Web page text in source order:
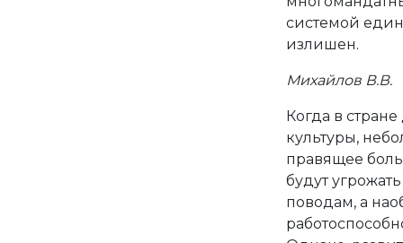
системой
излишен.
Михайлов В.В.
Когда в
культуры,
правящее
будут
поводам, а